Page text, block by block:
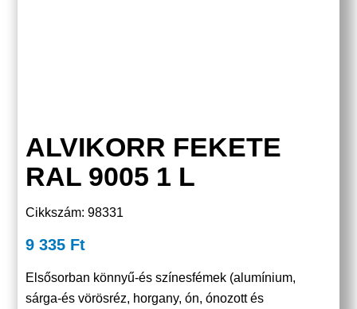
ALVIKORR FEKETE
RAL 9005 1 L
Cikkszám: 98331
9 335 Ft
Elsősorban könnyű-és színesfémek (alumínium,
sárga-és vörösréz, horgany, ón, ónozott és